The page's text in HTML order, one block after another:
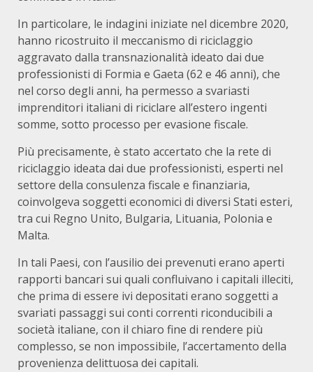
In particolare, le indagini iniziate nel dicembre 2020,
hanno ricostruito il meccanismo di riciclaggio
aggravato dalla transnazionalità ideato dai due
professionisti di Formia e Gaeta (62 e 46 anni), che
nel corso degli anni, ha permesso a svariasti
imprenditori italiani di riciclare all’estero ingenti
somme, sotto processo per evasione fiscale.
Più precisamente, è stato accertato che la rete di
riciclaggio ideata dai due professionisti, esperti nel
settore della consulenza fiscale e finanziaria,
coinvolgeva soggetti economici di diversi Stati esteri,
tra cui Regno Unito, Bulgaria, Lituania, Polonia e
Malta.
In tali Paesi, con l’ausilio dei prevenuti erano aperti
rapporti bancari sui quali confluivano i capitali illeciti,
che prima di essere ivi depositati erano soggetti a
svariati passaggi sui conti correnti riconducibili a
società italiane, con il chiaro fine di rendere più
complesso, se non impossibile, l’accertamento della
provenienza delittuosa dei capitali.